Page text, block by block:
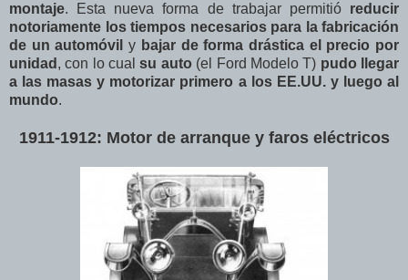
montaje. Esta nueva forma de trabajar permitió reducir
notoriamente los tiempos necesarios para la fabricación
de un automóvil y bajar de forma drástica el precio por
unidad , con lo cualsu auto (el Ford Modelo T) pudo llegar
a las masas y motorizar primero a los EE.UU. y luego al
mundo.
1911-1912: Motor de arranque y faros eléctricos